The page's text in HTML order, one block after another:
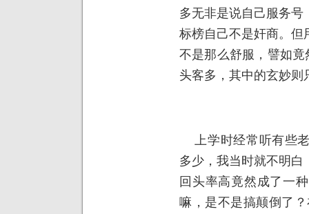
多无非是说自己服务
标榜自己不是奸商。但
不是那么舒服，譬如竟
头客多，其中的玄妙
上学时经常听有些
多少，我当时就不明
回头率高竟然成了一
嘛，是不是搞颠倒了